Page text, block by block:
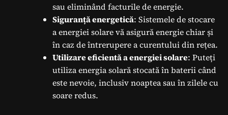
sau eliminând facturile de energie.
Siguranță energetică: Sistemele de stocare
a energiei solare vă asigură energie chiar și
în caz de întrerupere a curentului din rețea.
Utilizare eficientă a energiei solare: Puteți
utiliza energia solară stocată în baterii când
este nevoie, inclusiv noaptea sau în zilele cu
soare redus.